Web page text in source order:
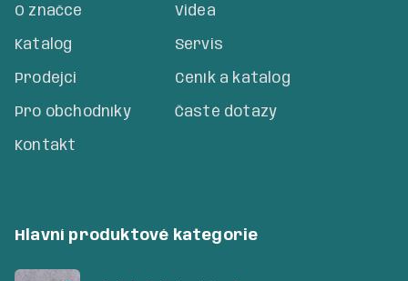
O značce
Katalog
Prodejci
Pro obchodníky
Kontakt
Videa
Servis
Ceník a katalog
Časté dotazy
Hlavní produktové kategorie